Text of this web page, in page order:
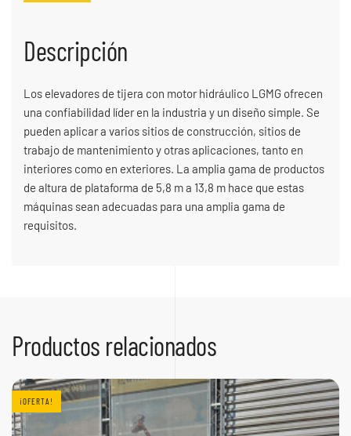
Descripción
Los elevadores de tijera con motor hidráulico LGMG ofrecen
una confiabilidad líder en la industria y un diseño simple. Se
pueden aplicar a varios sitios de construcción, sitios de
trabajo de mantenimiento y otras aplicaciones, tanto en
interiores como en exteriores. La amplia gama de productos
de altura de plataforma de 5,8 m a 13,8 m hace que estas
máquinas sean adecuadas para una amplia gama de
requisitos.
Productos relacionados
¡OFERTA!